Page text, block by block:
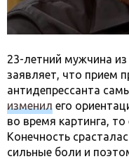
23-летний мужчина
заявляет, что прием
антидепрессанта
изменил его
во время картинга,
Конечность
сильные боли и